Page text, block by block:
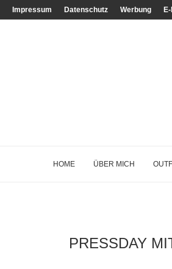
Impressum Datenschutz Werbung
HOME ÜBER MICH
PRESSDAY